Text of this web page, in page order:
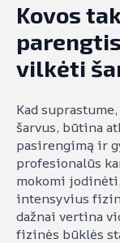
Kovos
vilkėti
Kad
šarvus, būtina
pasirengimą ir
profesionalūs
mokomi
intensyvius
dažnai vertina
fizinės būklės